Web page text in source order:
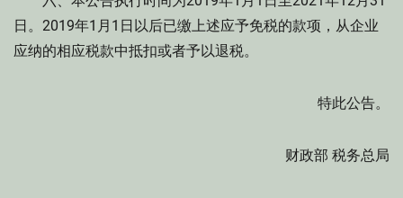
日。2019年1月1日以后已缴上述应予免税的款项，从企业
应纳的相应税款中抵扣或者予以退税。
特此公告。
财政部 税务总局